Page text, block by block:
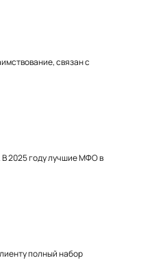
связан с
2025 году лучшие МФО в
полный набор